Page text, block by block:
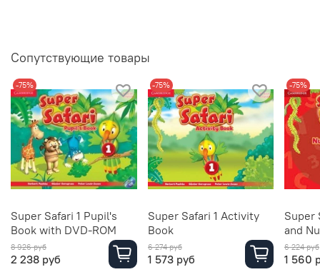
Сопутствующие товары
-75%
Super Safari 1 Pupil's
Book with DVD-ROM
8 926 руб
2 238 руб
-75%
Super Safari 1 Activity
Book
6 274 руб
1 573 руб
-75%
Super
and
6 224 руб
1 560